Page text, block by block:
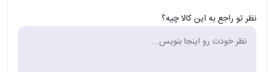
نظر تو راجع به این کالا چیه؟